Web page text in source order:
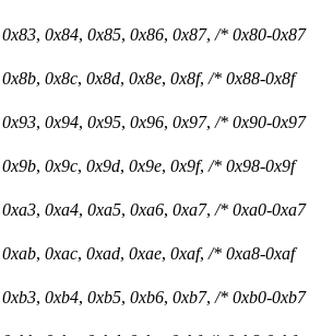
0x83, 0x84, 0x85, 0x86, 0x87, /* 0x80-0x87
0x8b, 0x8c, 0x8d, 0x8e, 0x8f, /* 0x88-0x8f
0x93, 0x94, 0x95, 0x96, 0x97, /* 0x90-0x97
0x9b, 0x9c, 0x9d, 0x9e, 0x9f, /* 0x98-0x9f
0xa3, 0xa4, 0xa5, 0xa6, 0xa7, /* 0xa0-0xa7
0xab, 0xac, 0xad, 0xae, 0xaf, /* 0xa8-0xaf
0xb3, 0xb4, 0xb5, 0xb6, 0xb7, /* 0xb0-0xb7